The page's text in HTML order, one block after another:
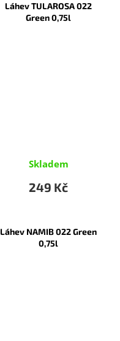
Láhev TULAROSA 022
Green 0,75l
Skladem
249 Kč
Láhev NAMIB 022 Green
0,75l